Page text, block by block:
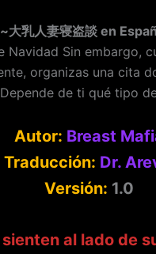
~大乳人妻寝盗談 en
Sin embargo,
organizas una cita
Depende de ti qué tipo
Autor: Breast
Traducción: Dr.
Versión: 1.0
al lado de